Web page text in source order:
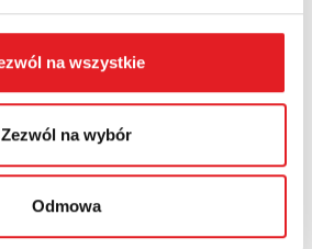
na wszystkie
Zezwól na wybór
Odmowa
na przetwarzanie moich danych
Relpol S.A. Więcej informacji na
danych osobowych w